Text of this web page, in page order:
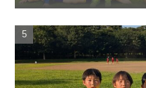
公園サッカー場G［
果』『マッチレポー